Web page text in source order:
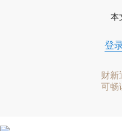
本
登
财新
可畅